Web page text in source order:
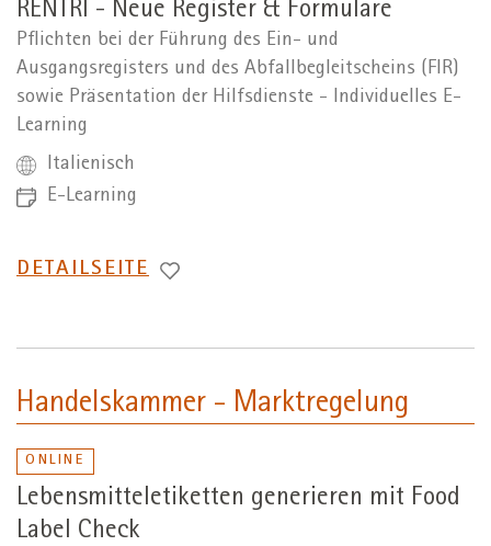
RENTRI - Neue Register & Formulare
Pflichten bei der Führung des Ein- und
Ausgangsregisters und des Abfallbegleitscheins (FIR)
sowie Präsentation der Hilfsdienste - Individuelles E-
Learning
Italienisch
E-Learning
WECHSEL
DETAILSEITE
Handelskammer - Marktregelung
ONLINE
Lebensmitteletiketten generieren mit Food
Label Check